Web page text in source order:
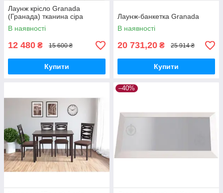
Лаунж крісло Granada
(Гранада) тканина сіра
В наявності
12 480 ₴ 15 600 ₴
Купити
Лаунж-банкетка Granada
В наявності
20 731,20 ₴ 25 914 ₴
Купити
–40%